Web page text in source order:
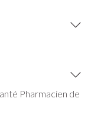
Pharmacien de